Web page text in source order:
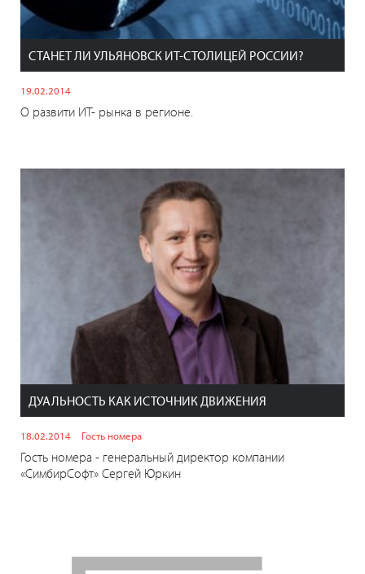
СТАНЕТ ЛИ УЛЬЯНОВСК ИТ-СТОЛИЦЕЙ РОССИИ?
19.02.2014
О развити ИТ- рынка в регионе.
ДУАЛЬНОСТЬ КАК ИСТОЧНИК ДВИЖЕНИЯ
18.02.2014 Гость номера
Гость номера - генеральный директор компании
«СимбирСофт» Сергей Юркин